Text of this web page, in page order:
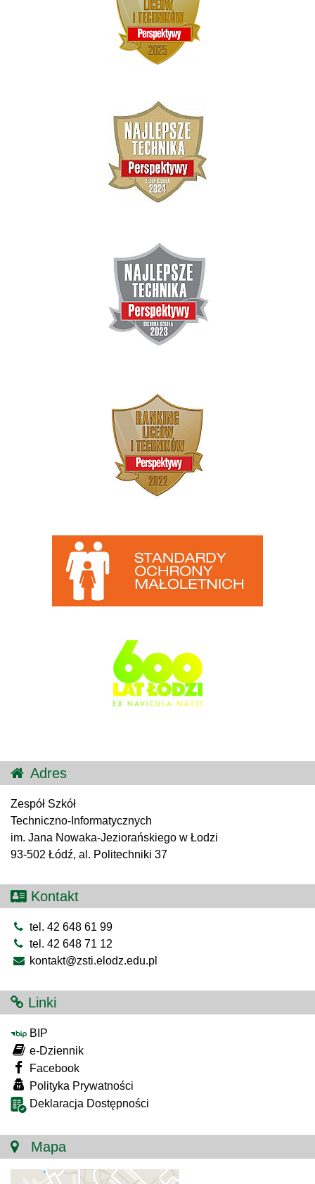
Adres
Zespół Szkół
Techniczno-Informatycznych
im. Jana Nowaka-Jeziorańskiego w Łodzi
93-502 Łódź, al. Politechniki 37
Kontakt
tel. 42 648 61 99
tel. 42 648 71 12
kontakt@zsti.elodz.edu.pl
Linki
BIP
e-Dziennik
Facebook
Polityka Prywatności
Deklaracja Dostępności
Mapa